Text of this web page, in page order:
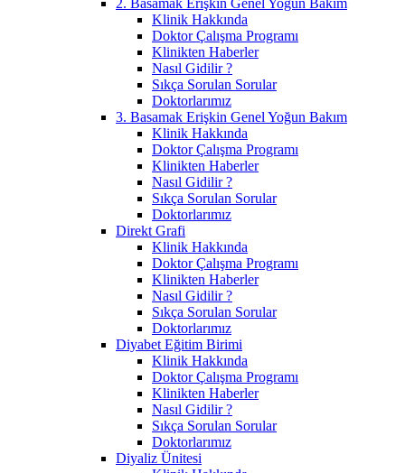
Klinik Hakkında
Doktor Çalışma Programı
Klinikten Haberler
Nasıl Gidilir ?
Sıkça Sorulan Sorular
Doktorlarımız
3. Basamak Erişkin Genel Yoğun Bakım
Klinik Hakkında
Doktor Çalışma Programı
Klinikten Haberler
Nasıl Gidilir ?
Sıkça Sorulan Sorular
Doktorlarımız
Direkt Grafi
Klinik Hakkında
Doktor Çalışma Programı
Klinikten Haberler
Nasıl Gidilir ?
Sıkça Sorulan Sorular
Doktorlarımız
Diyabet Eğitim Birimi
Klinik Hakkında
Doktor Çalışma Programı
Klinikten Haberler
Nasıl Gidilir ?
Sıkça Sorulan Sorular
Doktorlarımız
Diyaliz Ünitesi